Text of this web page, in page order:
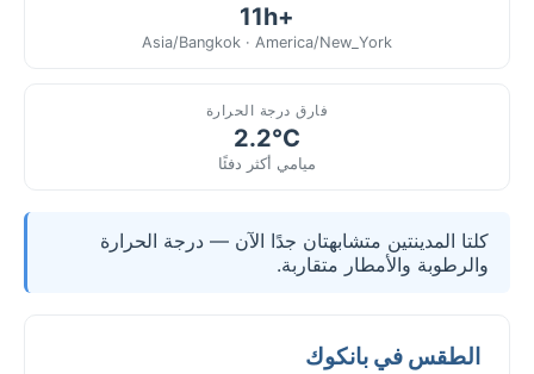
+11h
Asia/Bangkok · America/New_York
فارق درجة الحرارة
2.2°C
ميامي أكثر دفئًا
كلتا المدينتين متشابهتان جدًا الآن — درجة الحرارة
والرطوبة والأمطار متقاربة.
الطقس في بانكوك